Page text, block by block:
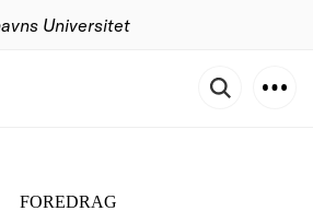
Universitet
FOREDRAG